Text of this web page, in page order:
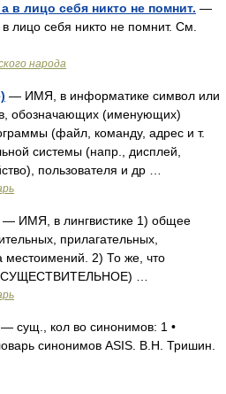
в лицо себя никто не помнит. —
лицо себя никто не помнит. См.
народа
— ИМЯ, в информатике символ или
обозначающих (именующих)
(файл, команду, адрес и т.
системы (напр., дисплей,
пользователя и др …
— ИМЯ, в лингвистике 1) общее
прилагательных,
местоимений. 2) То же, что
СУЩЕСТВИТЕЛЬНОЕ) …
— сущ., кол во синонимов: 1 •
синонимов ASIS. В.Н. Тришин.